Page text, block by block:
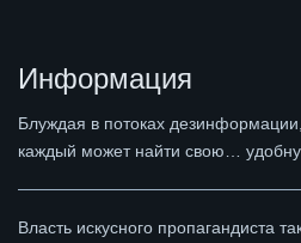
Информация
Блуждая в потоках дезинформации,
каждый может найти свою…
Власть искусного пропагандиста